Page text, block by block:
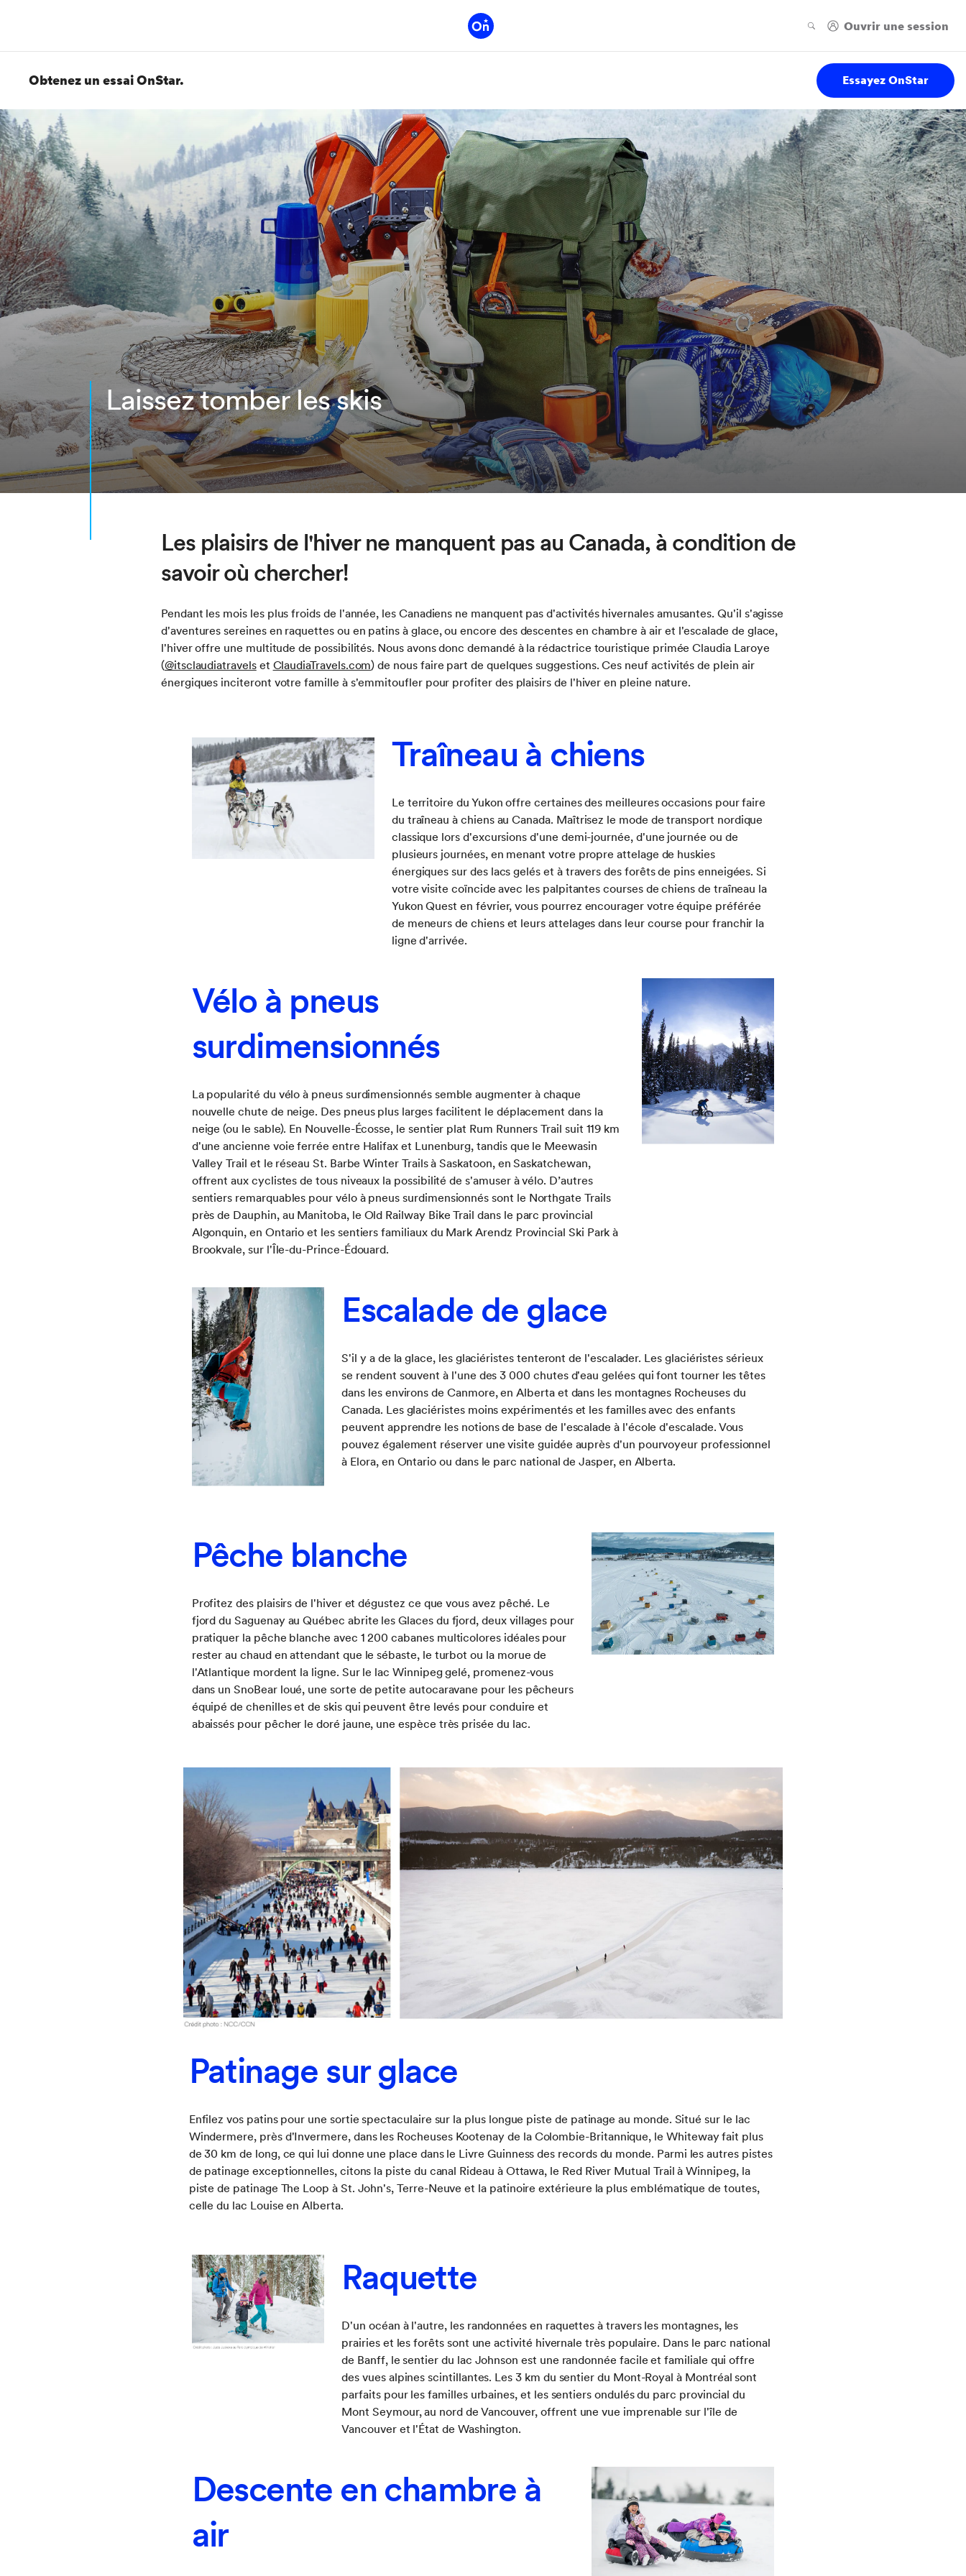
Obtenez un essai OnStar. Essayez OnStar
Laissez tomber les skis
Les plaisirs de l'hiver ne manquent pas au Canada, à condition de
savoir où chercher!
Pendant les mois les plus froids de l'année, les Canadiens ne manquent pas d'activités hivernales amusantes. Qu'il s'agisse
d'aventures sereines en raquettes ou en patins à glace, ou encore des descentes en chambre à air et l'escalade de glace,
l'hiver offre une multitude de possibilités. Nous avons donc demandé à la rédactrice touristique primée Claudia Laroye
(@itsclaudiatravelset ClaudiaTravels.com) de nous faire part de quelques suggestions. Ces neuf activités de plein air
énergiques inciteront votre famille à s'emmitoufler pour profiter des plaisirs de l'hiver en pleine nature.
Traîneau à chiens
Le territoire du Yukon offre certaines des meilleures occasions pour faire
du traîneau à chiens au Canada. Maîtrisez le mode de transport nordique
classique lors d'excursions d'une demi-journée, d'une journée ou de
plusieurs journées, en menant votre propre attelage de huskies
énergiques sur des lacs gelés et à travers des forêts de pins enneigées. Si
votre visite coïncide avec les palpitantes courses de chiens de traîneau la
Yukon Quest en février, vous pourrez encourager votre équipe préférée
de meneurs de chiens et leurs attelages dans leur course pour franchir la
ligne d'arrivée.
Vélo à pneus
surdimensionnés
La popularité du vélo à pneus surdimensionnés semble augmenter à chaque
nouvelle chute de neige. Des pneus plus larges facilitent le déplacement dans la
neige (ou le sable). En Nouvelle-Écosse, le sentier plat Rum Runners Trail suit 119 km
d'une ancienne voie ferrée entre Halifax et Lunenburg, tandis que le Meewasin
Valley Trail et le réseau St. Barbe Winter Trails à Saskatoon, en Saskatchewan,
offrent aux cyclistes de tous niveaux la possibilité de s'amuser à vélo. D’autres
sentiers remarquables pour vélo à pneus surdimensionnés sont le Northgate Trails
près de Dauphin, au Manitoba, le Old Railway Bike Trail dans le parc provincial
Algonquin, en Ontario et les sentiers familiaux du Mark Arendz Provincial Ski Park à
Brookvale, sur l'Île-du-Prince-Édouard.
Escalade de glace
S'il y a de la glace, les glaciéristes tenteront de l'escalader. Les glaciéristes sérieux
se rendent souvent à l'une des 3 000 chutes d'eau gelées qui font tourner les têtes
dans les environs de Canmore, en Alberta et dans les montagnes Rocheuses du
Canada. Les glaciéristes moins expérimentés et les familles avec des enfants
peuvent apprendre les notions de base de l'escalade à l'école d'escalade. Vous
pouvez également réserver une visite guidée auprès d'un pourvoyeur professionnel
à Elora, en Ontario ou dans le parc national de Jasper, en Alberta.
Pêche blanche
Profitez des plaisirs de l'hiver et dégustez ce que vous avez pêché. Le
fjord du Saguenay au Québec abrite les Glaces du fjord, deux villages pour
pratiquer la pêche blanche avec 1 200 cabanes multicolores idéales pour
rester au chaud en attendant que le sébaste, le turbot ou la morue de
l'Atlantique mordent la ligne. Sur le lac Winnipeg gelé, promenez-vous
dans un SnoBear loué, une sorte de petite autocaravane pour les pêcheurs
équipé de chenilles et de skis qui peuvent être levés pour conduire et
abaissés pour pêcher le doré jaune, une espèce très prisée du lac.
Patinage sur glace
Enfilez vos patins pour une sortie spectaculaire sur la plus longue piste de patinage au monde. Situé sur le lac
Windermere, près d'Invermere, dans les Rocheuses Kootenay de la Colombie-Britannique, le Whiteway fait plus
de 30 km de long, ce qui lui donne une place dans le Livre Guinness des records du monde. Parmi les autres pistes
de patinage exceptionnelles, citons la piste du canal Rideau à Ottawa, le Red River Mutual Trail à Winnipeg, la
piste de patinage The Loop à St. John's, Terre-Neuve et la patinoire extérieure la plus emblématique de toutes,
celle du lac Louise en Alberta.
Raquette
D'un océan à l'autre, les randonnées en raquettes à travers les montagnes, les
prairies et les forêts sont une activité hivernale très populaire. Dans le parc national
de Banff, le sentier du lac Johnson est une randonnée facile et familiale qui offre
des vues alpines scintillantes. Les 3 km du sentier du Mont-Royal à Montréal sont
parfaits pour les familles urbaines, et les sentiers ondulés du parc provincial du
Mont Seymour, au nord de Vancouver, offrent une vue imprenable sur l'île de
Vancouver et l'État de Washington.
Descente en chambre à
air